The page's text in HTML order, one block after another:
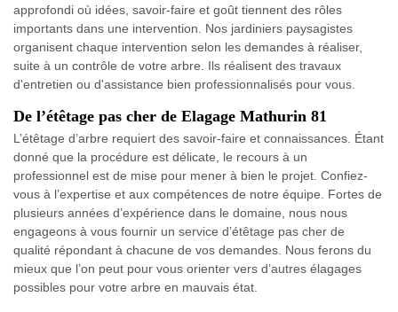
approfondi où idées, savoir-faire et goût tiennent des rôles
importants dans une intervention. Nos jardiniers paysagistes
organisent chaque intervention selon les demandes à réaliser,
suite à un contrôle de votre arbre. Ils réalisent des travaux
d'entretien ou d'assistance bien professionnalisés pour vous.
De l’étêtage pas cher de Elagage Mathurin 81
L’étêtage d’arbre requiert des savoir-faire et connaissances. Étant
donné que la procédure est délicate, le recours à un
professionnel est de mise pour mener à bien le projet. Confiez-
vous à l’expertise et aux compétences de notre équipe. Fortes de
plusieurs années d’expérience dans le domaine, nous nous
engageons à vous fournir un service d’étêtage pas cher de
qualité répondant à chacune de vos demandes. Nous ferons du
mieux que l’on peut pour vous orienter vers d’autres élagages
possibles pour votre arbre en mauvais état.